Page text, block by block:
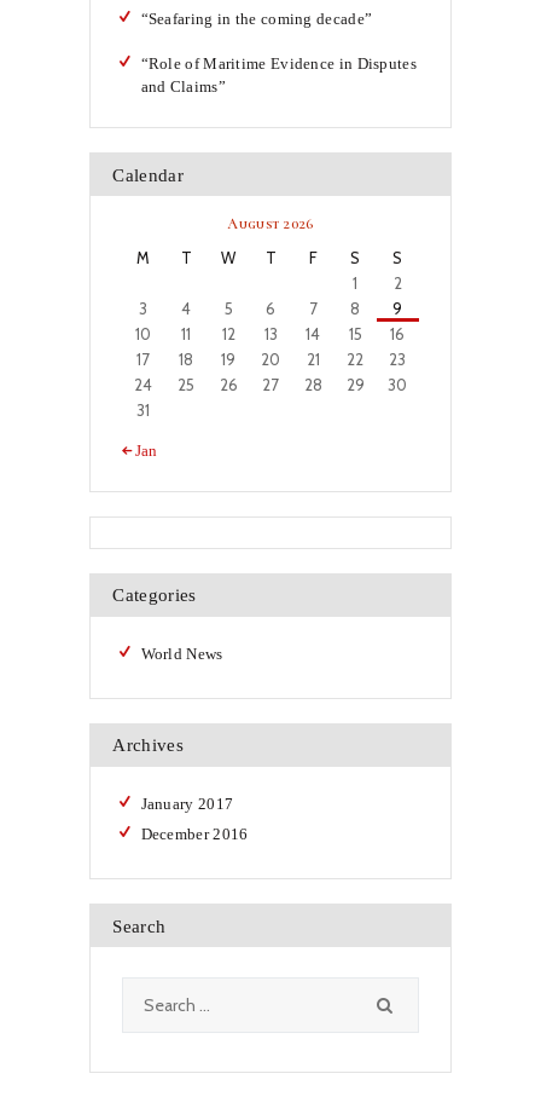
“Seafaring in the coming decade”
“Role of Maritime Evidence in Disputes
and Claims”
Calendar
August 2026
M T W T F S
S
1
2
3
4 5 6 7 8
9
10
11 12 13 14 15
16
17
18 19 20 21 22
23
24
25 26 27 28 29
30
31
« Jan
Categories
World News
Archives
January 2017
December2016
Search
for: